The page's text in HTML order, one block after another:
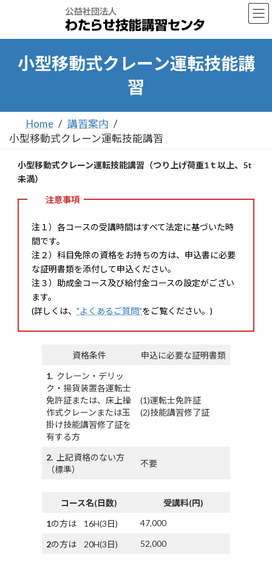
ン
プ
ー
動
小型移動式クレーン運転技能講
習
Home
講習案内
小型移動式クレーン運転技能講習
小型移動式クレーン運転技能講習（つり上げ荷重1ｔ以上、5t
未満）
注意事項
注１）各コースの受講時間はすべて法定に基づいた時
間です。
注２）科目免除の資格をお持ちの方は、申込書に必要
な証明書類を添付して申込ください。
注３）助成金コース及び給付金コースの設定がござい
ます。
(詳しくは、 "よくあるご質問"をご覧ください。)
資格条件
申込に必要な証明書類
1. クレーン・デリッ
ク・揚貨装置各運転士
免許証または、床上操
作式クレーンまたは玉
掛け技能講習修了証を
有する方
(1)運転士免許証
(2)技能講習修了証
2. 上記資格のない方
（標準）
不要
コース名(日数)
受講料(円)
1の方は 16H(3日) 47,000
2の方は 20H(3日) 52,000